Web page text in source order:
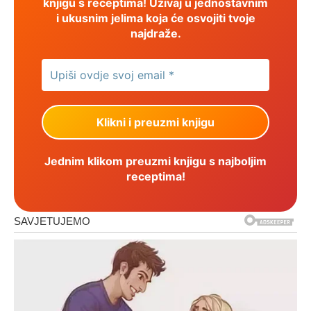
i ukusnim jelima koja će osvojiti tvoje
najdraže.
Jednim klikom preuzmi knjigu s najboljim
receptima!